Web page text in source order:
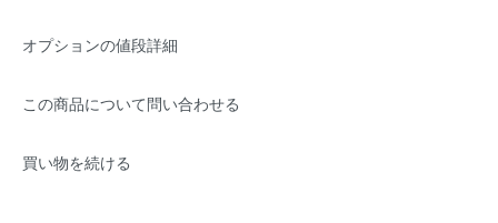
オプションの値段詳細
この商品について問い合わせる
買い物を続ける